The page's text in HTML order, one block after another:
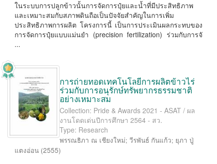
ในระบบการปลูกข้าวนั้นการจัดการปุ๋ยและน้ำที่มีประสิทธิภาพ
และเหมาะสมกับสภาพดินถือเป็นปัจจัยสำคัญในการเพิ่ม
ประสิทธิภาพการผลิต โครงการนี้ เป็นการประเมินผลกระทบของ
การจัดการปุ๋ยแบบแม่นยำ (precision fertilization) ร่วมกับการจั
...
การถ่ายทอดเทคโนโลยีการผลิตข้าวไร่
ร่วมกับการอนุรักษ์ทรัพยากรธรรมชาติ
อย่างเหมาะสม
Collection: Pride & Awards 2021 - ASAT / ผล
งานโดดเด่นปีการศึกษา 2564 - สว.
Type: Research
พรรณธิภา ณ เชียงใหม่; วีรพันธ์ กันแก้ว; ยุภา ปู่
แตงอ่อน (2555)